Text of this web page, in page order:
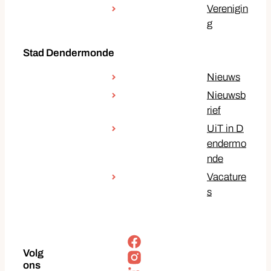
Verenigin
g
Stad Dendermonde
Nieuws
Nieuwsb
rief
UiT in D
endermo
nde
Vacature
s
Volg
ons
Facebook